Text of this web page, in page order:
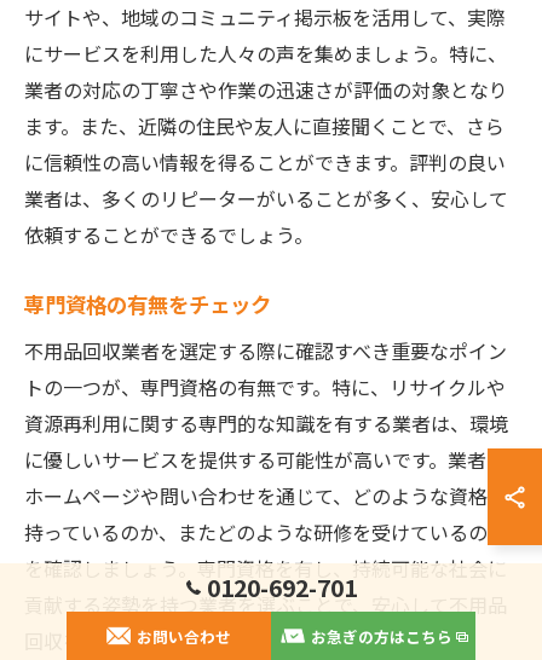
サイトや、地域のコミュニティ掲示板を活用して、実際
にサービスを利用した人々の声を集めましょう。特に、
業者の対応の丁寧さや作業の迅速さが評価の対象となり
ます。また、近隣の住民や友人に直接聞くことで、さら
に信頼性の高い情報を得ることができます。評判の良い
業者は、多くのリピーターがいることが多く、安心して
依頼することができるでしょう。
専門資格の有無をチェック
不用品回収業者を選定する際に確認すべき重要なポイン
トの一つが、専門資格の有無です。特に、リサイクルや
資源再利用に関する専門的な知識を有する業者は、環境
に優しいサービスを提供する可能性が高いです。業者の
ホームページや問い合わせを通じて、どのような資格を
持っているのか、またどのような研修を受けているのか
を確認しましょう。専門資格を有し、持続可能な社会に
貢献する姿勢を持つ業者を選ぶことで、安心して不用品
回収を依頼することができます。
0120-692-701
お問い合わせ お急ぎの方はこちら